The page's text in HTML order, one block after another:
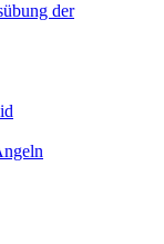
der